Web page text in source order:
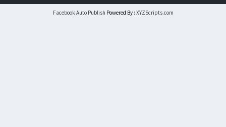
Facebook Auto Publish Powered By : XYZScripts.com